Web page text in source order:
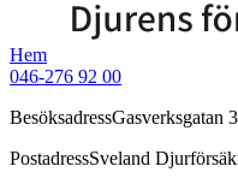
Hem
046-276 92 00
BesöksadressGasverksgatan
PostadressSveland